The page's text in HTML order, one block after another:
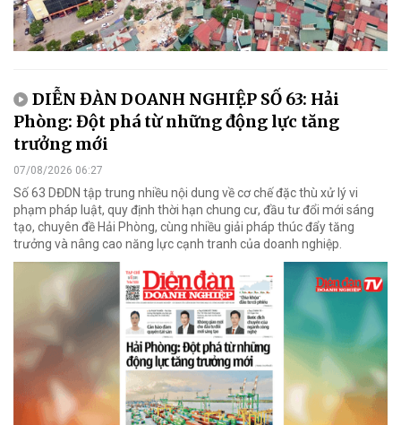
DIỄN ĐÀN DOANH NGHIỆP SỐ 63: Hải
Phòng: Đột phá từ những động lực tăng
trưởng mới
07/08/2026 06:27
Số 63 DĐDN tập trung nhiều nội dung về cơ chế đặc thù xử lý vi
phạm pháp luật, quy định thời hạn chung cư, đầu tư đổi mới sáng
tạo, chuyên đề Hải Phòng, cùng nhiều giải pháp thúc đẩy tăng
trưởng và nâng cao năng lực cạnh tranh của doanh nghiệp.